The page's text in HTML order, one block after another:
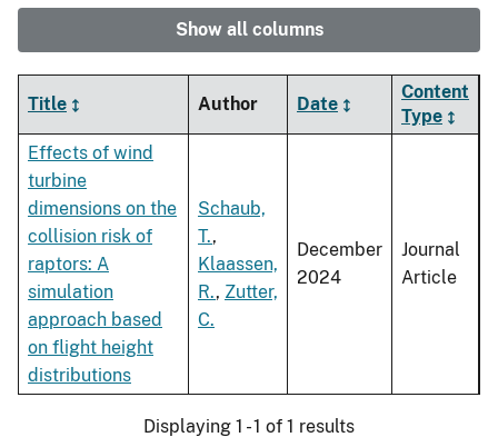
Show all columns
Title Author Date
Content
Type
Effects of wind
turbine
dimensions on the
collision risk of
raptors: A
simulation
approach based
on flight height
distributions
Schaub,
T.,
Klaassen,
R., Zutter,
C.
December
2024
Journal
Article
Displaying 1 - 1 of 1 results